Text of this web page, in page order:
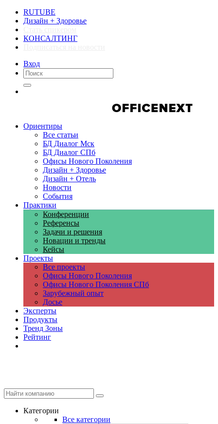
RUTUBE
Дизайн + Здоровье
КОНСАЛТИНГ
Вход
Ориентиры
Все статьи
БД Диалог Мск
БД Диалог СПб
Офисы Нового Поколения
Дизайн + Здоровье
Дизайн + Отель
Новости
События
Практики
Конференции
Референсы
Задачи и решения
Новации и тренды
Кейсы
Проекты
Все проекты
Офисы Нового Поколения
Офисы Нового Поколения СПб
Зарубежный опыт
Досье
Эксперты
Продукты
Тренд Зоны
Рейтинг
Категории
Все категории